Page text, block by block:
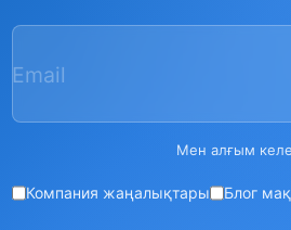
Email
Мен алғым
Компания жаңалықтары Блог